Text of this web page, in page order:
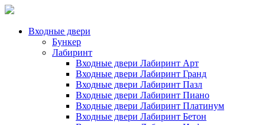
Входные двери
Бункер
Лабиринт
Входные двери Лабиринт Арт
Входные двери Лабиринт Гранд
Входные двери Лабиринт Пазл
Входные двери Лабиринт Пиано
Входные двери Лабиринт Платинум
Входные двери Лабиринт Бетон